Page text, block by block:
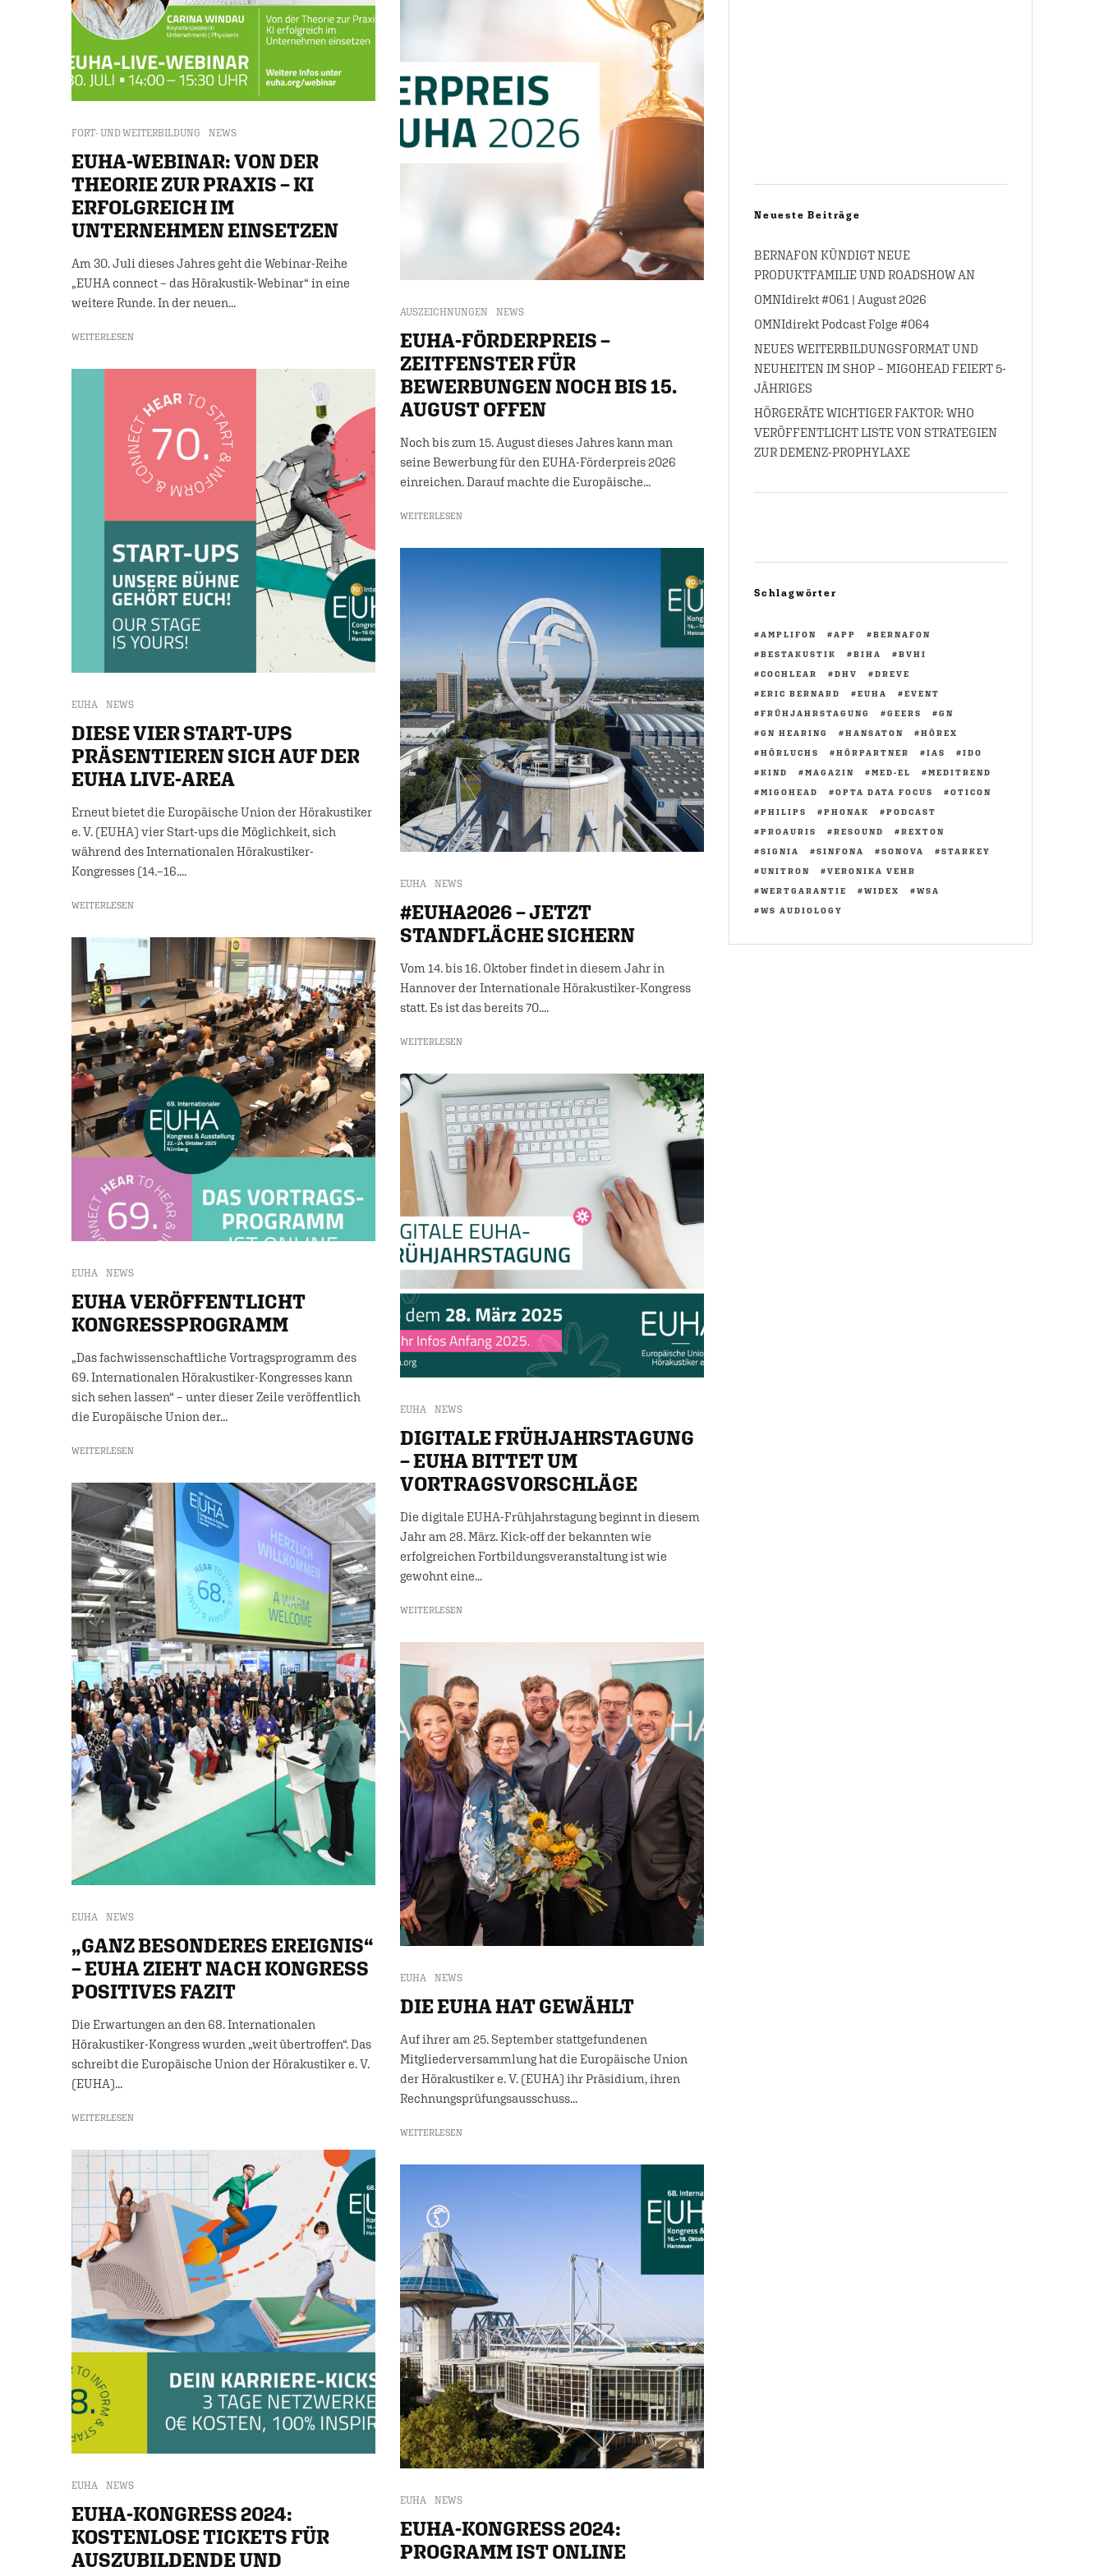
FORT- UND WEITERBILDUNG NEWS
EUHA-WEBINAR: VON DER
THEORIE ZUR PRAXIS – KI
ERFOLGREICH IM
UNTERNEHMEN EINSETZEN
Am 30. Juli dieses Jahres geht die Webinar-Reihe
„EUHA connect – das Hörakustik-Webinar“ in eine
weitere Runde. In der neuen...
WEITERLESEN
EUHA NEWS
DIESE VIER START-UPS
PRÄSENTIEREN SICH AUF DER
EUHA LIVE-AREA
Erneut bietet die Europäische Union der Hörakustiker
e. V. (EUHA) vier Start-ups die Möglichkeit, sich
während des Internationalen Hörakustiker-
Kongresses (14.–16....
WEITERLESEN
EUHA NEWS
EUHA VERÖFFENTLICHT
KONGRESSPROGRAMM
„Das fachwissenschaftliche Vortragsprogramm des
69. Internationalen Hörakustiker-Kongresses kann
sich sehen lassen“ – unter dieser Zeile veröffentlich
die Europäische Union der...
WEITERLESEN
EUHA NEWS
„GANZ BESONDERES EREIGNIS“
– EUHA ZIEHT NACH KONGRESS
POSITIVES FAZIT
Die Erwartungen an den 68. Internationalen
Hörakustiker-Kongress wurden „weit übertroffen“. Das
schreibt die Europäische Union der Hörakustiker e. V.
(EUHA)...
WEITERLESEN
EUHA NEWS
EUHA-KONGRESS 2024:
KOSTENLOSE TICKETS FÜR
AUSZUBILDENDE UND
AUSZEICHNUNGEN NEWS
EUHA-FÖRDERPREIS –
ZEITFENSTER FÜR
BEWERBUNGEN NOCH BIS 15.
AUGUST OFFEN
Noch bis zum 15. August dieses Jahres kann man
seine Bewerbung für den EUHA-Förderpreis 2026
einreichen. Darauf machte die Europäische...
WEITERLESEN
EUHA NEWS
#EUHA2026 – JETZT
STANDFLÄCHE SICHERN
Vom 14. bis 16. Oktober findet in diesem Jahr in
Hannover der Internationale Hörakustiker-Kongress
statt. Es ist das bereits 70....
WEITERLESEN
EUHA NEWS
DIGITALE FRÜHJAHRSTAGUNG
– EUHA BITTET UM
VORTRAGSVORSCHLÄGE
Die digitale EUHA-Frühjahrstagung beginnt in diesem
Jahr am 28. März. Kick-off der bekannten wie
erfolgreichen Fortbildungsveranstaltung ist wie
gewohnt eine...
WEITERLESEN
EUHA NEWS
DIE EUHA HAT GEWÄHLT
Auf ihrer am 25. September stattgefundenen
Mitgliederversammlung hat die Europäische Union
der Hörakustiker e. V. (EUHA) ihr Präsidium, ihren
Rechnungsprüfungsausschuss...
WEITERLESEN
EUHA NEWS
EUHA-KONGRESS 2024:
PROGRAMM IST ONLINE
Neueste Beiträge
BERNAFON KÜNDIGT NEUE
PRODUKTFAMILIE UND ROADSHOW AN
OMNIdirekt #061 | August 2026
OMNIdirekt Podcast Folge #064
NEUES WEITERBILDUNGSFORMAT UND
NEUHEITEN IM SHOP – MIGOHEAD FEIERT 5-
JÄHRIGES
HÖRGERÄTE WICHTIGER FAKTOR: WHO
VERÖFFENTLICHT LISTE VON STRATEGIEN
ZUR DEMENZ-PROPHYLAXE
Schlagwörter
AMPLIFON APP
BERNAFON
BESTAKUSTIK
BIHA
BVHI
COCHLEAR
DHV
DREVE
ERIC BERNARD
EUHA
EVENT
FRÜHJAHRSTAGUNG
GEERS
GN
GN HEARING
HANSATON
HÖREX
HÖRLUCHS
HÖRPARTNER IAS
IDO
KIND
MAGAZIN MED-EL
MEDITREND
MIGOHEAD
OPTA DATA FOCUS
OTICON
PHILIPS
PHONAK
PODCAST
PROAURIS
RESOUND
REXTON
SIGNIA
SINFONA SONOVA
STARKEY
UNITRON
VERONIKA VEHR
WERTGARANTIE
WIDEX
WSA
WS AUDIOLOGY